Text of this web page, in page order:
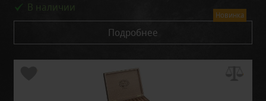
Новинка
В наличии
Подробнее